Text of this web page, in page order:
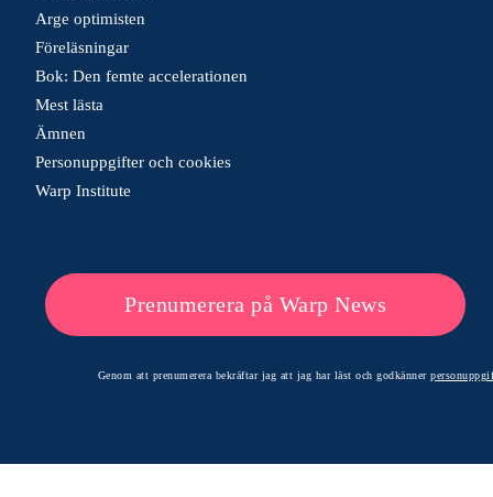
Arge optimisten
Föreläsningar
Bok: Den femte accelerationen
Mest lästa
Ämnen
Personuppgifter och cookies
Warp Institute
Prenumerera på Warp News
Genom att prenumerera bekräftar jag att jag har läst och godkänner